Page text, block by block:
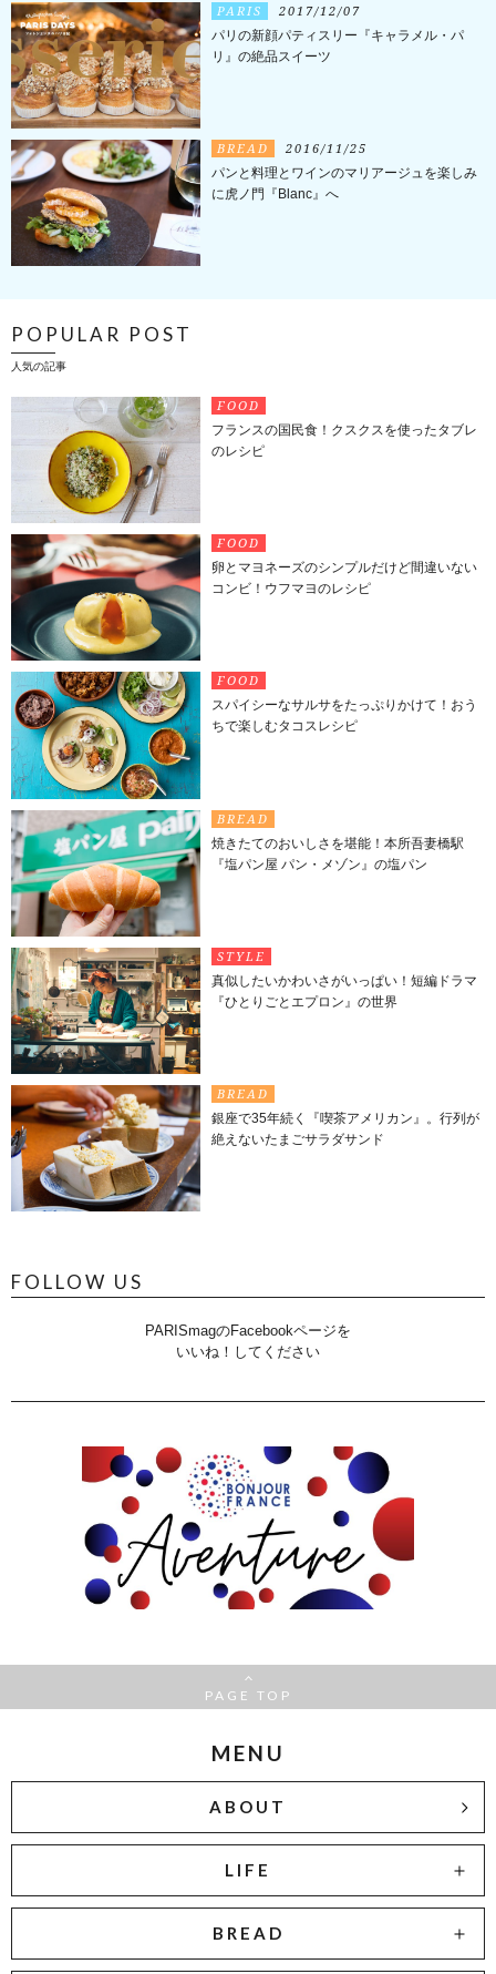
PARIS 2017/12/07
パリの新顔パティスリー『キャラメル・パ
リ』の絶品スイーツ
BREAD 2016/11/25
パンと料理とワインのマリアージュを楽しみ
に虎ノ門『Blanc』へ
POPULAR POST
人気の記事
FOOD
フランスの国民食！クスクスを使ったタブレ
のレシピ
FOOD
卵とマヨネーズのシンプルだけど間違いない
コンビ！ウフマヨのレシピ
FOOD
スパイシーなサルサをたっぷりかけて！おう
ちで楽しむタコスレシピ
BREAD
焼きたてのおいしさを堪能！本所吾妻橋駅
『塩パン屋 パン・メゾン』の塩パン
STYLE
真似したいかわいさがいっぱい！短編ドラマ
『ひとりごとエプロン』の世界
BREAD
銀座で35年続く『喫茶アメリカン』。行列が
絶えないたまごサラダサンド
FOLLOW US
PARISmagのFacebookページを
いいね！してください
PAGE TOP
MENU
ABOUT
LIFE
BREAD